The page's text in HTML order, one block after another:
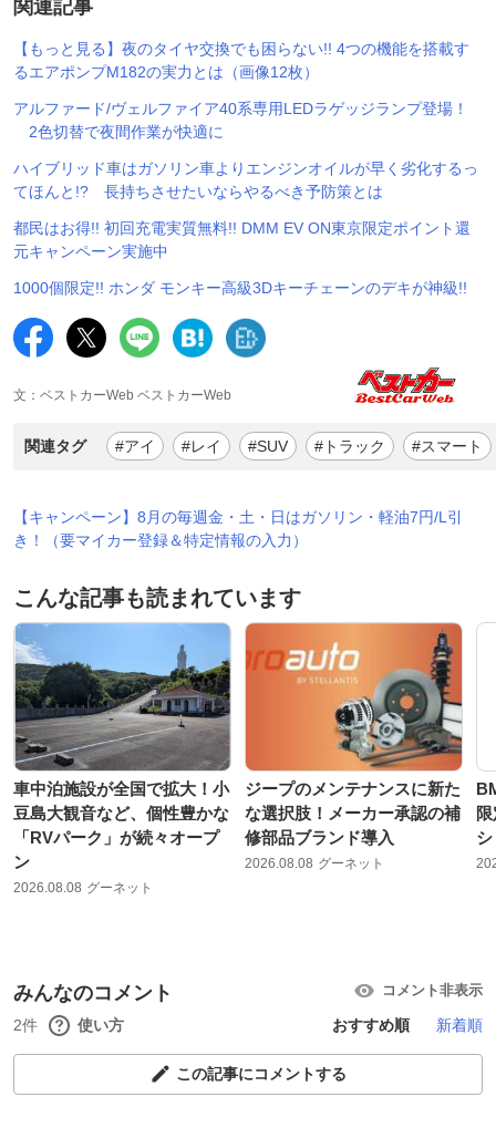
関連記事
【もっと見る】夜のタイヤ交換でも困らない!! 4つの機能を搭載す
るエアポンプM182の実力とは（画像12枚）
アルファード/ヴェルファイア40系専用LEDラゲッジランプ登場！
2色切替で夜間作業が快適に
ハイブリッド車はガソリン車よりエンジンオイルが早く劣化するっ
てほんと!? 長持ちさせたいならやるべき予防策とは
都民はお得!! 初回充電実質無料!! DMM EV ON東京限定ポイント還
元キャンペーン実施中
1000個限定!! ホンダ モンキー高級3Dキーチェーンのデキが神級!!
文：ベストカーWeb ベストカーWeb
関連タグ #アイ #レイ #SUV #トラック #スマート
【キャンペーン】8月の毎週金・土・日はガソリン・軽油7円/L引
き！（要マイカー登録＆特定情報の入力）
こんな記事も読まれています
車中泊施設が全国で拡大！小
豆島大観音など、個性豊かな
「RVパーク」が続々オープ
ン
2026.08.08 グーネット
ジープのメンテナンスに新た
な選択肢！メーカー承認の補
修部品ブランド導入
2026.08.08 グーネット
みんなのコメント コメント非表示
2件 使い方 おすすめ順 新着順
この記事にコメントする